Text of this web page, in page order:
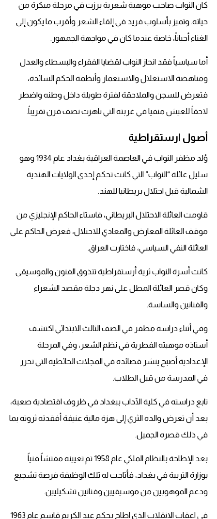
كان النواب صاحب موهبة شعرية برزت في مرحلة مبكرة من
حياته. وتميز بأسلوب فريد في إلقاء الشعر وأقرب ما يكون إلى
الغناء أحياناً، خاصة عندما كان في مواجهة الجمهور.
أما سياسياً فقد انحاز النواب لقضايا الفقراء والبسطاء والعدل
ومناهضة الاستغلال والاستعمار وأنظمة الحكم السائدة،
فتعرض للسجن والملاحقة لفترة طويلة داخل وطنه واضطر
لاحقاً للعيش منفيا في غربته التي ناهزت نصف قرن تقريباً.
أصول ارستقراطية
وُلد مظفر النواب في العاصمة العراقية بغداد عام 1934 وهو
سليل عائلة “النواب” التي كانت تحكم إحدى الولايات الهندية
الشمالية قبل احتلال بريطانيا للهند.
قاومت العائلة الاحتلال البريطاني، فاستاء الحاكم الإنجليزي من
موقف العائلة المعارض والمعادي للاحتلال، فعرض الحاكم على
العائلة النفي السياسي، فاختارت العراق.
كانت أسرة النواب ثرية أرستقراطية تتذوق الفنون والموسيقى
وكان قصر العائلة المطل على نهر دجلة مقصد الشعراء
والفنانين والساسة.
وفي أثناء دراسة مظفر في الصف الثالث الابتدائي اكتشف
أستاذه موهبته الفطرية في نظم الشعر، وفي المرحلة
الإعدادية أصبح ينشر قصائده في المجلات الحائطية التي تحرر
في المدرسة من قبل الطلاب.
تابع دراسته في كلية الآداب ببغداد في ظروف اقتصادية صعبة،
بعد أن تعرض والده الثري إلى هزة مالية عنيفة أفقدته ثروته بما
في ذلك قصره الجميل.
بعد الإطاحة بالنظام الملكي عام 1958 تم تعيينه مفتشاً فنياً
بوزارة التربية في بغداد، فأتاحت له تلك الوظيفة فرصة تشجيع
ودعم الموهوبين من موسيقيين وفنانين تشكيليين.
في اعقاب الإنقلاب الذي اطاح بحكم عبد الكريم قاسم عام 1963